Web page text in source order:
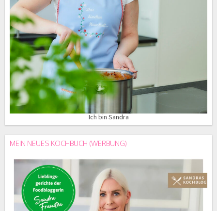
Ich bin Sandra
MEIN NEUES KOCHBUCH (WERBUNG)